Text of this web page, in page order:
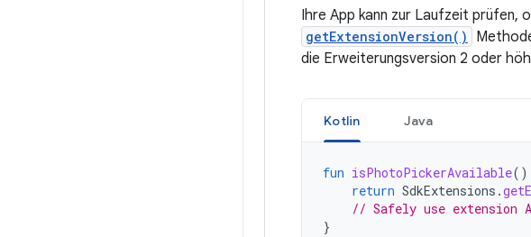
Ihre App kann zur Laufzeit prüfen,
getExtensionVersion()
die Erweiterungsversion 2 oder
Kotlin Java
fun isPhotoPickerAvailable
return SdkExtensions .
// Safely use extension
}